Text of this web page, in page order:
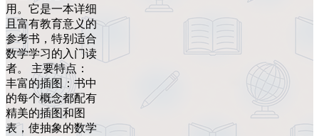
用。它是一本详细
且富有教育意义的
参考书，特别适合
数学学习的入门读
者。 主要特点：
丰富的插图：书中
的每个概念都配有
精美的插图和图
表，使抽象的数学